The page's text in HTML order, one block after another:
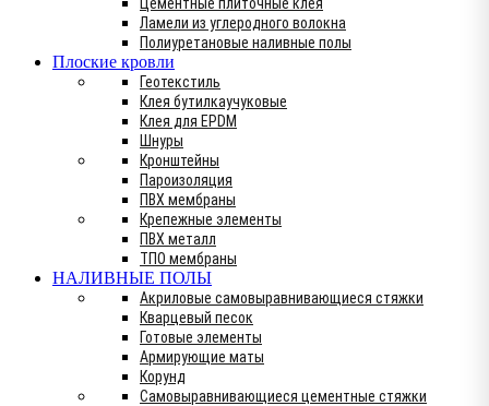
Ламели из углеродного волокна
Полиуретановые наливные полы
Плоские кровли
Геотекстиль
Клея бутилкаучуковые
Клея для EPDM
Шнуры
Кронштейны
Пароизоляция
ПВХ мембраны
Крепежные элементы
ПВХ металл
ТПО мембраны
НАЛИВНЫЕ ПОЛЫ
Акриловые самовыравнивающиеся стяжки
Кварцевый песок
Готовые элементы
Армирующие маты
Корунд
Самовыравнивающиеся цементные стяжки